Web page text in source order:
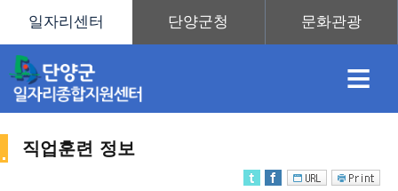
≡
직업훈련 정보